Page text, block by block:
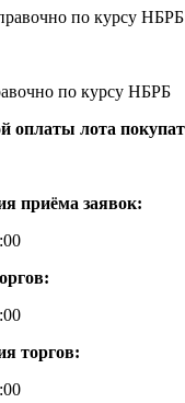
по курсу НБРБ
по курсу НБРБ
оплаты лота
приёма заявок:
торгов: